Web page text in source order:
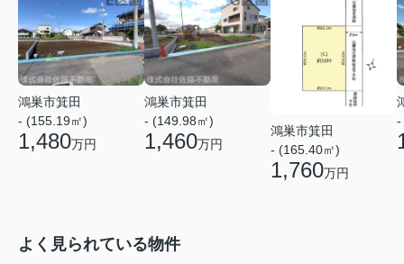
鴻巣市箕田
- (155.19㎡)
1,480万円
鴻巣市箕田
- (149.98㎡)
1,460万円
鴻巣市箕田
- (165.40㎡)
1,760万円
-
よく見られている物件